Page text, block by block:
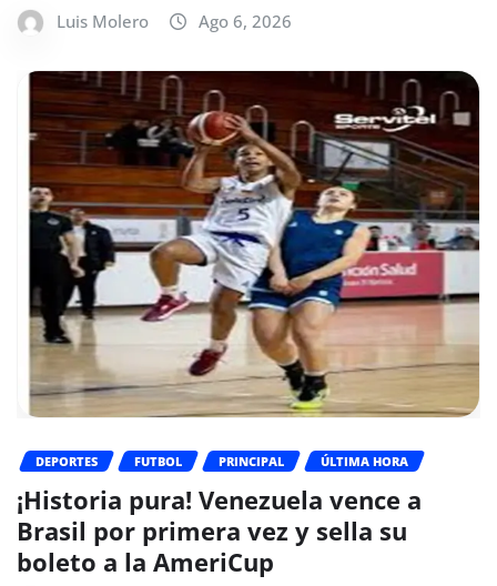
Luis Molero Ago 6, 2026
DEPORTES FUTBOL PRINCIPAL ÚLTIMA HORA
¡Historia pura! Venezuela vence a
Brasil por primera vez y sella su
boleto a la AmeriCup